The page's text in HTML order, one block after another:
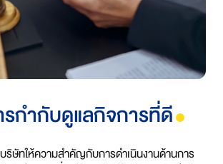
รกำกับดูแลกิจการที่ดี
ษัทให้ความสำคัญกับการดำเนินงานด้านการ